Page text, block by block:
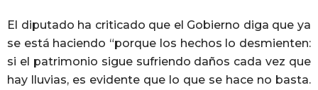
El diputado ha criticado que el Gobierno diga que ya
se está haciendo “porque los hechos lo desmienten:
si el patrimonio sigue sufriendo daños cada vez que
hay lluvias, es evidente que lo que se hace no basta.